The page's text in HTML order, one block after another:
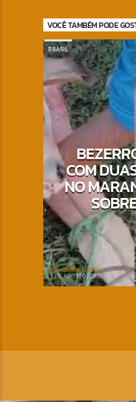
VOCÊ TAMBÉM PODE
BRASIL
COM
NO
Jornalismo Nativa
1 DE AGOSTO, 2026